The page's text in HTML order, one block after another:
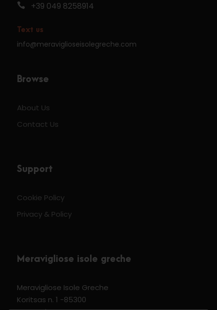
+39 049 8258914
Text us
info@meraviglioseisolegreche.com
Browse
About Us
Contact Us
Support
Cookie Policy
Privacy & Policy
Meravigliose isole greche
Meravigliose Isole Greche
Koritsas n. 1 -85300